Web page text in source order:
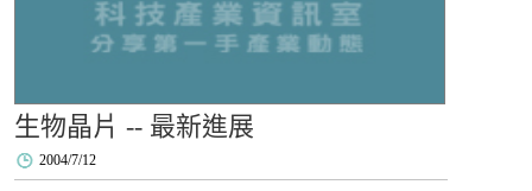
生物晶片 -- 最新進展
2004/7/12